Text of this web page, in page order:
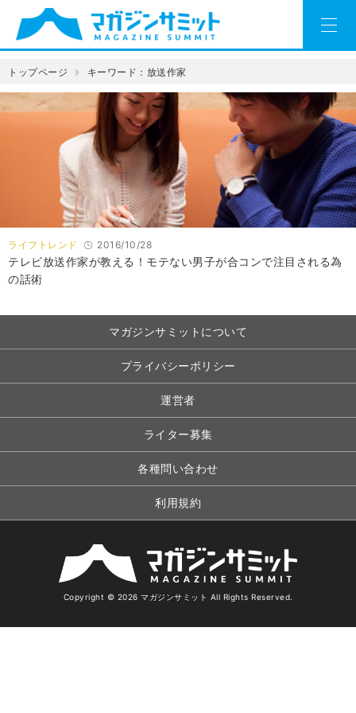
トップページ キーワード：放送作家
ライフトレンド 2016/10/28
テレビ放送作家が教える！モテない男子が合コンで注目される為
の話術
マガジンサミットについて
プライバシーポリシー
運営者
ライター募集
各種問い合わせ
利用規約
Copyright © 2026 マガジンサミット All Rights Reserved.